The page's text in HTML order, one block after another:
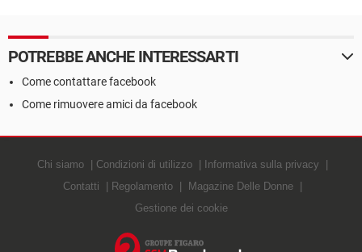
POTREBBE ANCHE INTERESSARTI
Come contattare facebook
Come rimuovere amici da facebook
Chi siamo Condizioni di utilizzo
Informativa sulla privacy
Contatti
Regolamento
Magazine Delle Donne
Gestione dei cookie